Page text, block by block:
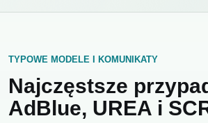
TYPOWE MODELE I KOMUNIKATY
Najczęstsze
AdBlue, UREA i